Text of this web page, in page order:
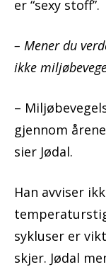
er “sexy stoff”.
– Mener du
ikke
–
gjennom
sier Jødal.
Han avviser
sykluser er
skjer. Jødal